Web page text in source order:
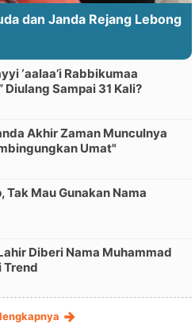
dan Janda Rejang Lebong
‘aalaa’i Rabbikumaa
Sampai 31 Kali?
Akhir Zaman Munculnya
Umat"
Tak Mau Gunakan Nama
Diberi Nama Muhammad
Trend